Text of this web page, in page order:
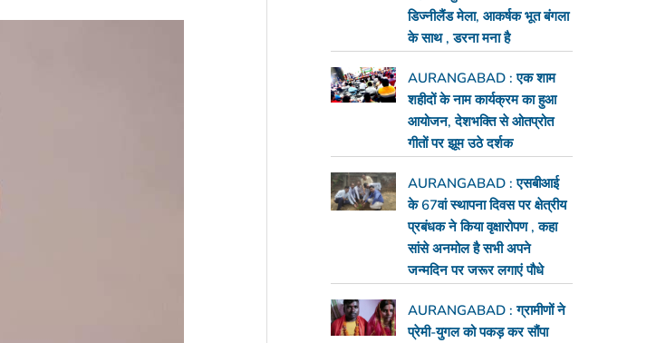
डिज्नीलैंड मेला, आकर्षक भूत बंगला
के साथ , डरना मना है
AURANGABAD : एक शाम
शहीदों के नाम कार्यक्रम का हुआ
आयोजन, देशभक्ति से ओतप्रोत
गीतों पर झूम उठे दर्शक
AURANGABAD : एसबीआई
के 67वां स्थापना दिवस पर क्षेत्रीय
प्रबंधक ने किया वृक्षारोपण , कहा
सांसे अनमोल है सभी अपने
जन्मदिन पर जरूर लगाएं पौधे
AURANGABAD : ग्रामीणों ने
प्रेमी-युगल को पकड़ कर सौंपा